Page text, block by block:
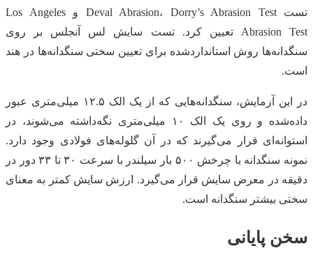
تست Deval Abrasion، Dorry’s Abrasion Test و Los Angeles
Abrasion Test تعیین کرد. تست سایش لس آنجلس بر روی
سنگدانه‌ها روش استانداردشده برای تعیین سختی سنگدانه‌ها در هند
است.
در این آزمایش، سنگدانه‌هایی که از یک الک ۱۲.۵ میلی‌متری عبور
داده‌شده و روی یک الک ۱۰ میلی‌متری نگه‌داشته می‌شوند، در
استوانه‌ای قرار می‌گیرند که در آن گلوله‌های فولادی وجود دارد.
نمونه سنگدانه با چرخش ۵۰۰ بار سیلندر با سرعت ۳۰ تا ۳۳ دور در
دقیقه در معرض سایش قرار می‌گیرد. ارزش سایش کمتر به معنای
سختی بیشتر سنگدانه است.
سخن پایانی